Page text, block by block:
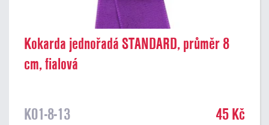
Kokarda jednořadá STANDARD, průměr 8
cm, fialová
K01-8-13 45 Kč